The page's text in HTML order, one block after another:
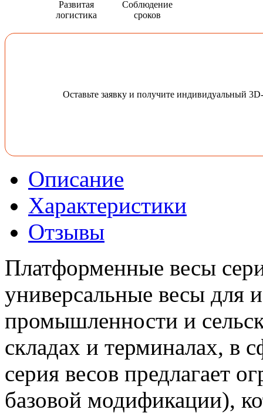
Развитая
логистика
Соблюдение
сроков
Оставьте заявку и получите индивидуальный
Описание
Характеристики
Отзывы
Платформенные весы
универсальные весы для
промышленности и
складах и терминалах, в
серия весов предлагает
базовой модификации),